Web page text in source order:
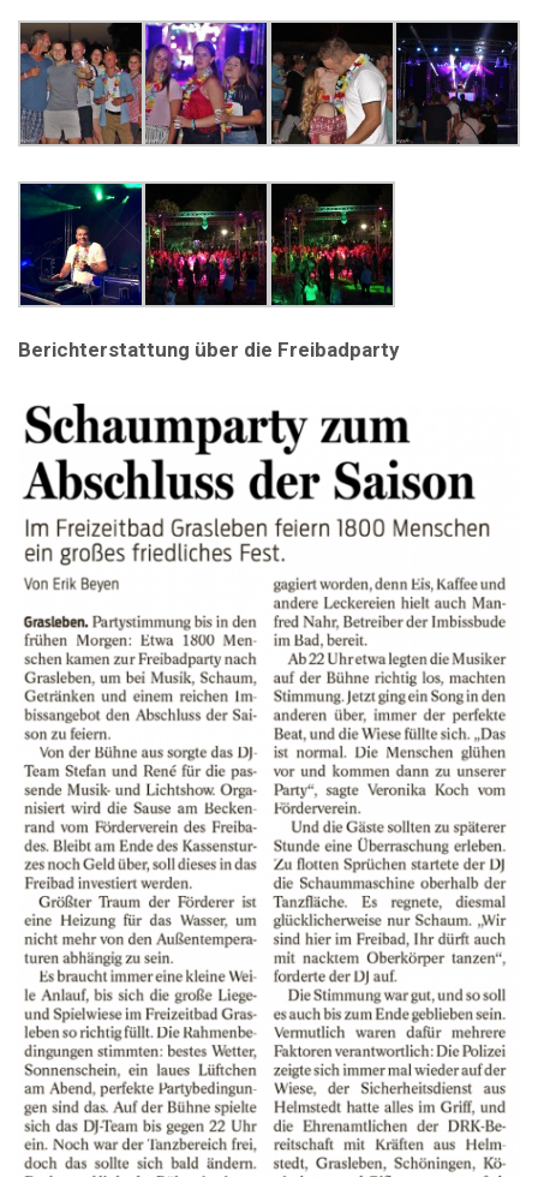
Berichterstattung über die Freibadparty